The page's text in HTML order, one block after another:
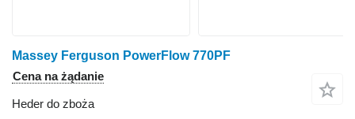
Massey Ferguson PowerFlow 770PF
Cena na żądanie
Heder do zboża